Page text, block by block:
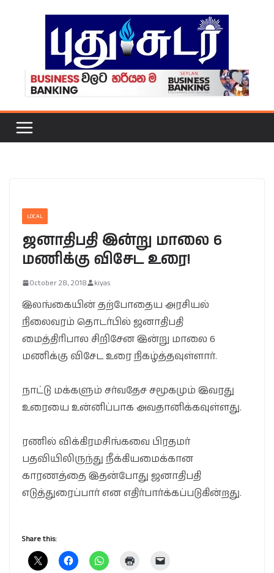
LOCAL
ஜனாதிபதி இன்று மாலை 6
மணிக்கு விசேட உரை!
October 28, 2018 kiyas
இலங்கையின் தற்போதைய அரசியல்
நிலைவரம் தொடர்பில் ஜனாதிபதி
மைத்திரிபால சிறிசேன இன்று மாலை 6
மணிக்கு விசேட உரை நிகழ்த்தவுள்ளார்.
நாட்டு மக்களும் சர்வதேச சமூகமும் இவரது
உரையை உன்னிப்பாக அவதானிக்கவுள்ளது.
ரணில் விக்கிரமசிங்கவை பிரதமர்
பதவியிலிருந்து நீக்கியமைக்கான
காரணத்தை இதன்போது ஜனாதிபதி
எடுத்துரைப்பார் என எதிர்பார்க்கப்படுகின்றது.
Share this: